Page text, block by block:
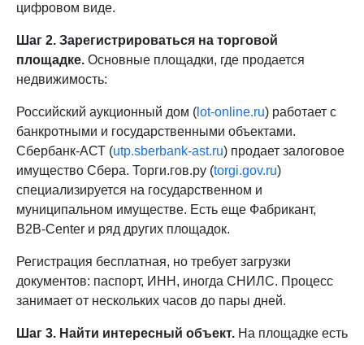
цифровом виде.
Шаг 2. Зарегистрироваться на торговой
площадке. Основные площадки, где продается
недвижимость:
Российский аукционный дом ( lot-online.ru) работает с
банкротными и государственными объектами.
Сбербанк-АСТ (utp.sberbank-ast.ru) продает залоговое
имущество Сбера. Торги.гов.ру (torgi.gov.ru)
специализируется на государственном и
муниципальном имуществе. Есть еще Фабрикант,
B2B-Center и ряд других площадок.
Регистрация бесплатная, но требует загрузки
документов: паспорт, ИНН, иногда СНИЛС. Процесс
занимает от нескольких часов до пары дней.
Шаг 3. Найти интересный объект. На площадке есть